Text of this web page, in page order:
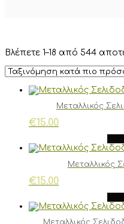
Βλέπετε 1–18 από 544
Μεταλλικός
€15.00
Μεταλλικός
€15.00